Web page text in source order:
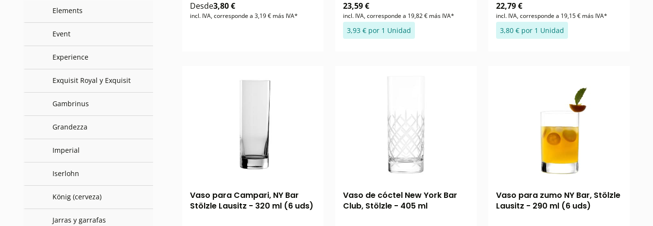
Elements
Event
Experience
Exquisit Royal y Exquisit
Gambrinus
Grandezza
Imperial
Iserlohn
König (cerveza)
Jarras y garrafas
Desde3,80 €
incl. IVA, corresponde a 3,19 € más IVA*
23,59 €
incl. IVA, corresponde a 19,82 € más IVA*
3,93 € por 1 Unidad
22,79 €
incl. IVA, corresponde a 19,15 € más IVA*
3,80 € por 1 Unidad
Vaso para Campari, NY Bar
Stölzle Lausitz - 320 ml (6 uds)
Vaso de cóctel New York Bar
Club, Stölzle - 405 ml
Vaso para zumo NY Bar, Stölzle
Lausitz - 290 ml (6 uds)